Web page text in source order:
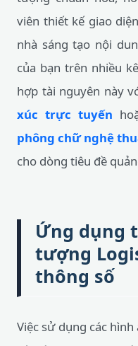
viên thiết kế giao
nhà sáng tạo nội
của bạn trên nhiều
hợp tài nguyên này
xúc trực tuyến
phông chữ nghệ
cho dòng tiêu đề
Ứng dụng
tượng
thông số
Việc sử dụng các